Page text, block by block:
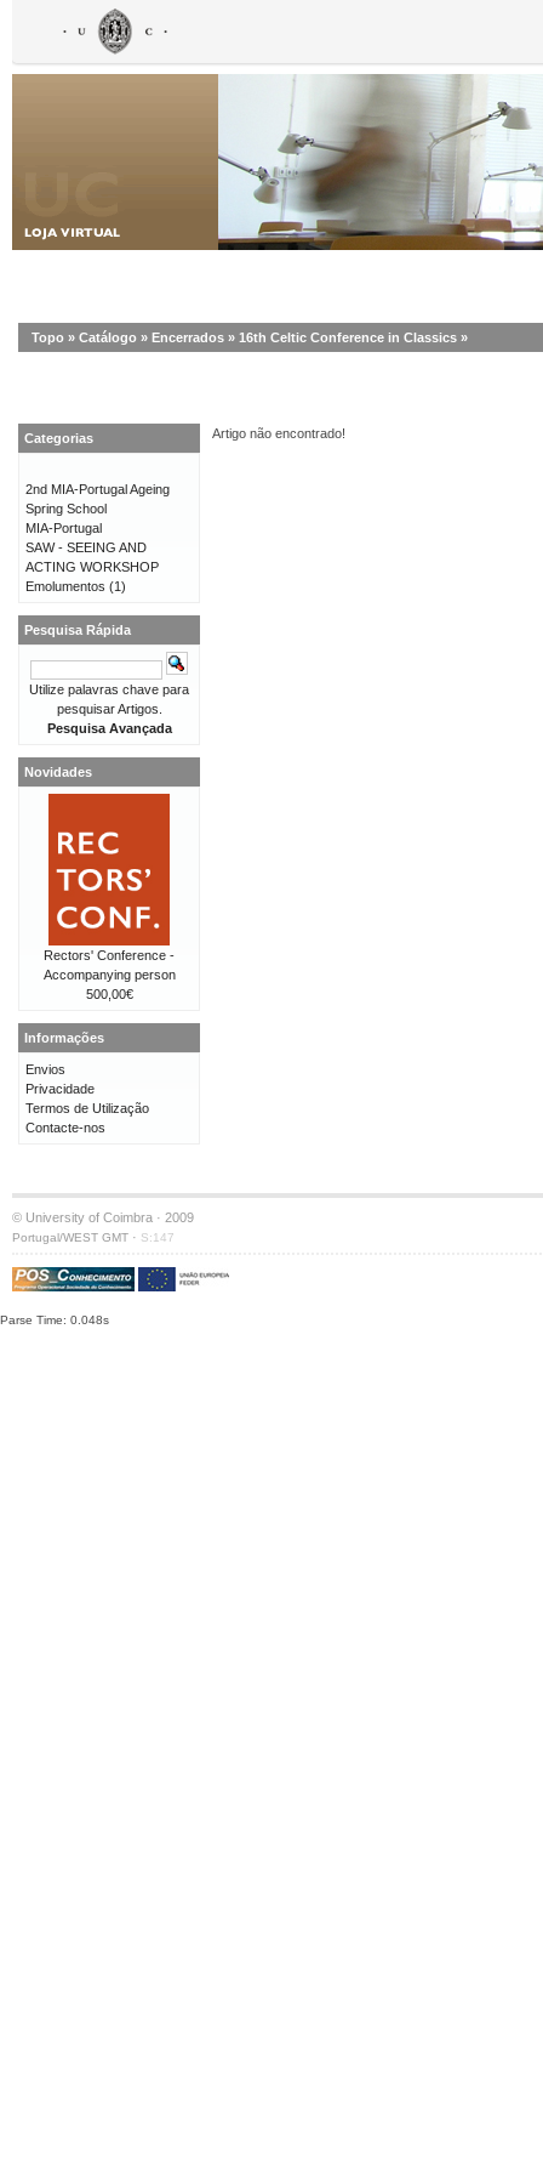
Topo » Catálogo » Encerrados » 16th Celtic Conference in Classics »
Artigo não encontrado!
Categorias
2nd MIA-Portugal Ageing
Spring School
MIA-Portugal
SAW - SEEING AND
ACTING WORKSHOP
Emolumentos (1)
Pesquisa Rápida
Utilize palavras chave para
pesquisar Artigos.
Pesquisa Avançada
Novidades
Rectors' Conference -
Accompanying person
500,00€
Informações
Envios
Privacidade
Termos de Utilização
Contacte-nos
© University of Coimbra · 2009
Portugal/WEST GMT · S:147
Parse Time: 0.048s